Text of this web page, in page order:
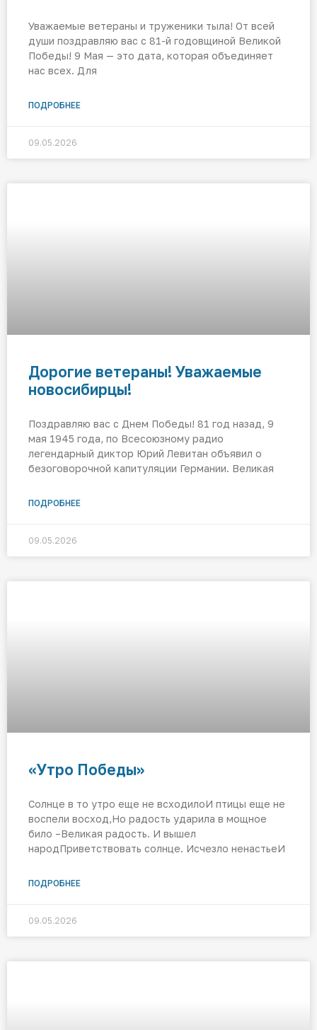
Уважаемые ветераны и труженики тыла! От всей
души поздравляю вас с 81-й годовщиной Великой
Победы! 9 Мая — это дата, которая объединяет
нас всех. Для
ПОДРОБНЕЕ
09.05.2026
Дорогие ветераны! Уважаемые
новосибирцы!
Поздравляю вас с Днем Победы! 81 год назад, 9
мая 1945 года, по Всесоюзному радио
легендарный диктор Юрий Левитан объявил о
безоговорочной капитуляции Германии. Великая
ПОДРОБНЕЕ
09.05.2026
«Утро Победы»
Солнце в то утро еще не всходилоИ птицы еще не
воспели восход,Но радость ударила в мощное
било –Великая радость. И вышел
народПриветствовать солнце. Исчезло ненастьеИ
ПОДРОБНЕЕ
09.05.2026